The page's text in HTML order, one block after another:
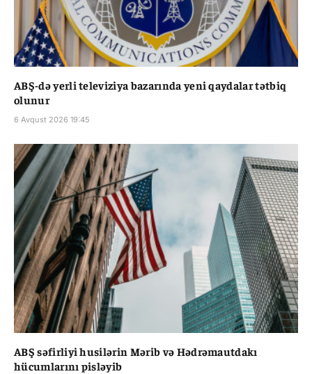
ABŞ-də yerli televiziya bazarında yeni qaydalar tətbiq
olunur
6 Avqust 2026 19:45
ABŞ səfirliyi husilərin Mərib və Hədrəmautdakı
hücumlarını pisləyib